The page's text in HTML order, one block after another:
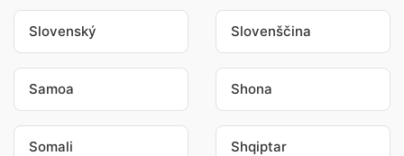
Slovenský Slovenščina
Samoa Shona
Somali Shqiptar